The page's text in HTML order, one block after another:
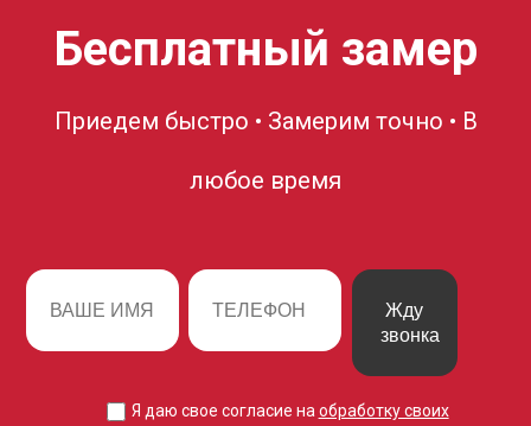
Бесплатный замер
Приедем быстро • Замерим точно • В
любое время
Жду
звонка
Я даю свое согласие на обработку своих